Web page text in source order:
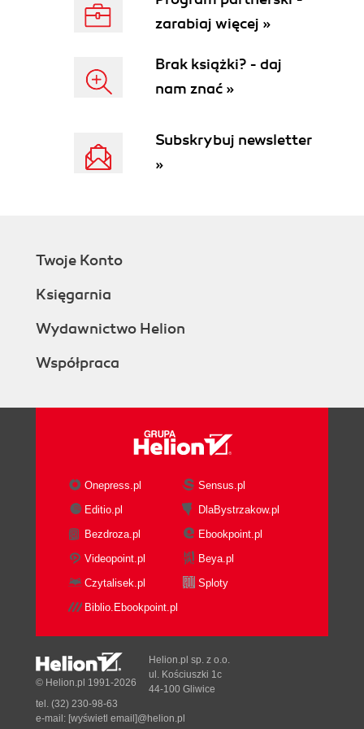
Metryki dla zarządu
Metryki dla zespołów
Coaching Agile
Coaching poza biznesem
Rola trenera Agile
Profesjonalny coaching
Umowa coachingowa
Współpraca
Cele, wyzwania i strefa uczenia się
Praca w parach
Open Space
Struktury wyzwalające (Liberating
Structures)
Techniki mikrofacylitacji
Podsumowanie współpracy
Przywództwo i kultura
Cele i wyzwania
Co to jest organizacja Agile?
Przywództwo służebne
Upodmiotowienie i zaufanie
Kultura Agile
Podsumowanie
Przypadki użycia
Retrospektywy
zarabiaj więcej »
Brak książki? - daj
nam znać »
Subskrybuj newsletter
»
Twoje Konto
Księgarnia
Wydawnictwo Helion
Współpraca
Onepress.pl
Sensus.pl
Editio.pl
DlaBystrzakow.pl
Bezdroza.pl
Ebookpoint.pl
Videopoint.pl
Beya.pl
Czytalisek.pl
Sploty
Biblio.Ebookpoint.pl
© Helion.pl 1991-2026
Helion.pl sp. z o.o.
ul. Kościuszki 1c
44-100 Gliwice
tel. (32) 230-98-63
e-mail: [wyświetl email]@helion.pl